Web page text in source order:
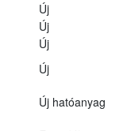
Új
Új
Új
Új
Új hatóanyag